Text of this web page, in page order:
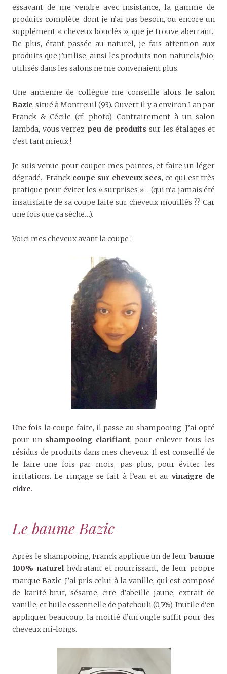
essayant de me vendre avec insistance, la gamme de
produits complète, dont je n’ai pas besoin, ou encore un
supplément « cheveux bouclés », que je trouve aberrant.
De plus, étant passée au naturel, je fais attention aux
produits que j’utilise, ainsi les produits non-naturels/bio,
utilisés dans les salons ne me convenaient plus.
Une ancienne de collègue me conseille alors le salon
Bazic, situé à Montreuil (93). Ouvert il y a environ 1 an par
Franck & Cécile (cf. photo). Contrairement à un salon
lambda, vous verrez peu de produits sur les étalages et
c’est tant mieux !
Je suis venue pour couper mes pointes, et faire un léger
dégradé. Franck coupe sur cheveux secs, ce qui est très
pratique pour éviter les « surprises »… (qui n’a jamais été
insatisfaite de sa coupe faite sur cheveux mouillés ?? Car
une fois que ça sèche…).
Voici mes cheveux avant la coupe :
Une fois la coupe faite, il passe au shampooing. J’ai opté
pour un shampooing clarifiant, pour enlever tous les
résidus de produits dans mes cheveux. Il est conseillé de
le faire une fois par mois, pas plus, pour éviter les
irritations. Le rinçage se fait à l’eau et au vinaigre de
cidre.
Le baume Bazic
Après le shampooing, Franck applique un de leur baume
100% naturelhydratant et nourrissant, de leur propre
marque Bazic. J’ai pris celui à la vanille, qui est composé
de karité brut, sésame, cire d’abeille jaune, extrait de
vanille, et huile essentielle de patchouli (0,5%). Inutile d’en
appliquer beaucoup, la moitié d’un ongle suffit pour des
cheveux mi-longs.